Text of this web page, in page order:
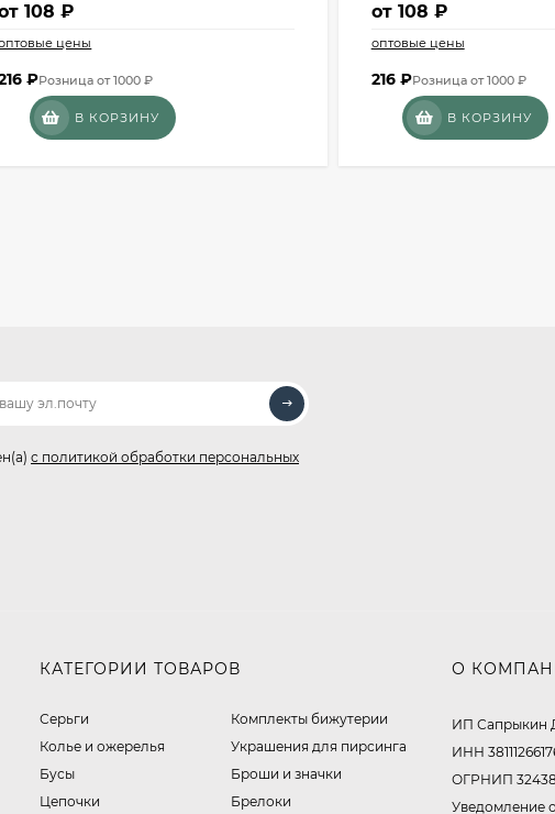
108 ₽
цены
₽Розница от 1000 ₽
В КОРЗИНУ
от 108 ₽
оптовые цены
216 ₽Розница от 1000 ₽
В КОРЗИНУ
с политикой обработки персональных
КАТЕГОРИИ ТОВАРОВ
Серьги
Колье и ожерелья
Бусы
Цепочки
Комплекты бижутерии
Украшения для пирсинга
Броши и значки
Брелоки
О
ИП Сапрыкин
ИНН
ОГРНИП
Уведомление